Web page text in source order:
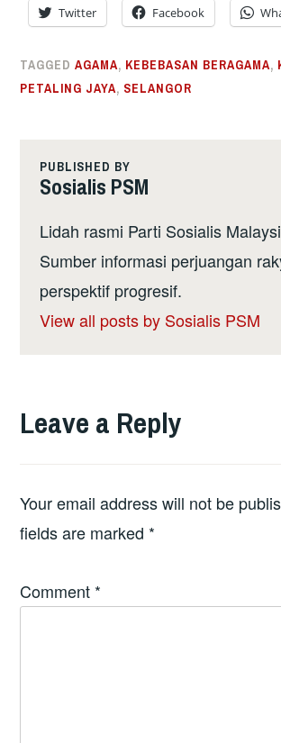
Twitter Facebook
TAGGEDAGAMA, KEBEBASAN BERAGAMA,
PETALING JAYA, SELANGOR
PUBLISHED BY
Sosialis PSM
Lidah rasmi Parti Sosialis
Sumber informasi perjuangan
perspektif progresif.
View all posts by Sosialis PSM
Leave a Reply
Your email address will not be
fields are marked *
Comment *